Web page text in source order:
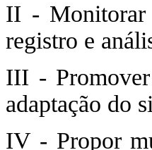
II - Monitorar
registro e
III - Promover
adaptação do
IV - Propor